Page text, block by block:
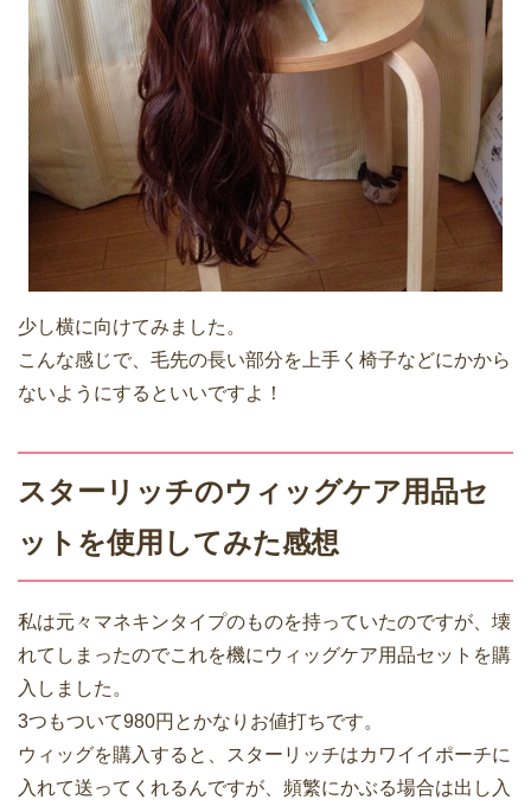
少し横に向けてみました。
こんな感じで、毛先の長い部分を上手く椅子などにかから
ないようにするといいですよ！
スターリッチのウィッグケア用品セ
ットを使用してみた感想
私は元々マネキンタイプのものを持っていたのですが、壊
れてしまったのでこれを機にウィッグケア用品セットを購
入しました。
3つもついて980円とかなりお値打ちです。
ウィッグを購入すると、スターリッチはカワイイポーチに
入れて送ってくれるんですが、頻繁にかぶる場合は出し入